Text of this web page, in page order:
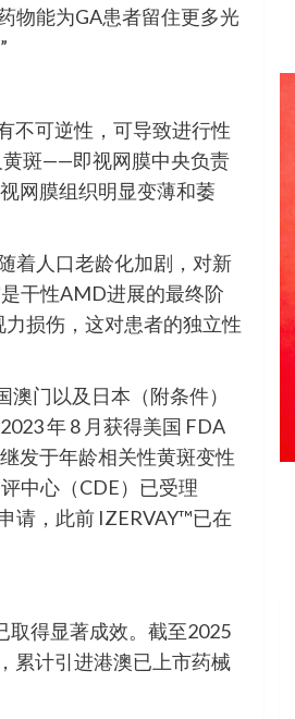
物能为GA患者留住更多光
不可逆性，可导致进行性
黄斑——即视网膜中央负责
网膜组织明显变薄和萎
着人口老龄化加剧，对新
干性AMD进展的最终阶
损伤，这对患者的独立性
门以及日本（附条件）
年 8 月获得美国 FDA
发于年龄相关性黄斑变性
中心（CDE）已受理
请，此前 IZERVAY™已在
取得显著成效。截至2025
累计引进港澳已上市药械